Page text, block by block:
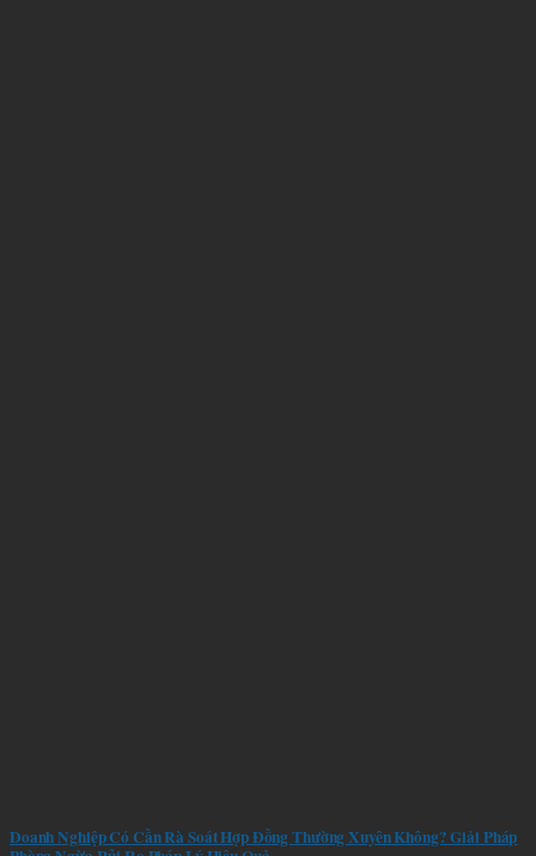
Doanh Nghiệp Có Cần Rà Soát Hợp Đồng Thường Xuyên Không? Giải Pháp